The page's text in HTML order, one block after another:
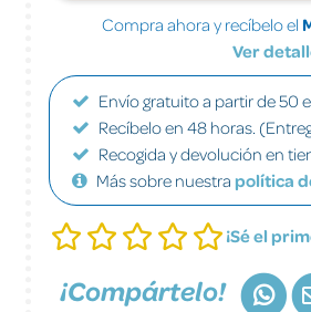
Compra ahora y recíbelo el
Ver
Envío gratuito a partir de 50
Recíbelo en 48 horas.
Recogida y devolución en
Más sobre nuestra política
¡Sé el
¡Compártelo!